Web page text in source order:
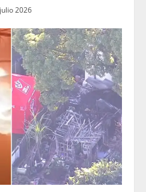
2026